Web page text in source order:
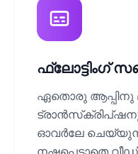
ഫ്ലോട്ടിംഗ്
ഏതൊരു ആപ്പിനു
ഓവർലേ